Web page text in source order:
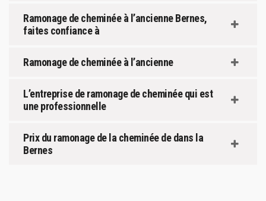
Ramonage de cheminée à l’ancienne Bernes,
faites confiance à
Ramonage de cheminée à l’ancienne
L’entreprise de ramonage de cheminée qui est
une professionnelle
Prix du ramonage de la cheminée de dans la
Bernes